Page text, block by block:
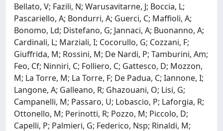
Bellato, V; Fazili, N; Warusavitarne, J; Boccia, L;
Pascariello, A; Bondurri, A; Guerci, C; Maffioli, A;
Bonomo, Ld; Distefano, G; Jannaci, A; Buonanno, A;
Cardinali, L; Marziali, I; Cocorullo, G; Cozzani, F;
Giuffrida, M; Rossini, M; De Nardi, P; Tamburini, Am;
Feo, Cf; Ninniri, C; Folliero, C; Gattesco, D; Mozzon,
M; La Torre, M; La Torre, F; De Padua, C; Iannone, I;
Langone, A; Galleano, R; Ghazouani, O; Lisi, G;
Campanelli, M; Passaro, U; Lobascio, P; Laforgia, R;
Ottonello, M; Perinotti, R; Pozzo, M; Piccolo, D;
Capelli, P; Palmieri, G; Federico, Nsp; Rinaldi, M;